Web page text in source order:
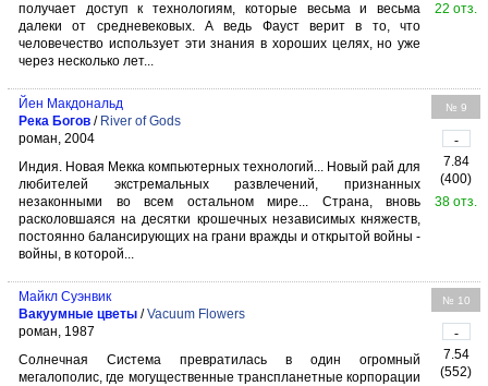
получает доступ к технологиям, которые весьма и весьма
далеки от средневековых. А ведь Фауст верит в то, что
человечество использует эти знания в хороших целях, но уже
через несколько лет...
22 отз.
Йен Макдональд
Река Богов / River of Gods
роман, 2004
Индия. Новая Мекка компьютерных технологий... Новый рай для
любителей экстремальных развлечений, признанных
незаконными во всем остальном мире... Страна, вновь
расколовшаяся на десятки крошечных независимых княжеств,
постоянно балансирующих на грани вражды и открытой войны -
войны, в которой...
№ 9
-
7.84
(400)
38 отз.
Майкл Суэнвик
Вакуумные цветы /Vacuum Flowers
роман, 1987
Солнечная Система превратилась в один огромный
мегалополис, где могущественные транспланетные корпорации
№ 10
-
7.54
(552)